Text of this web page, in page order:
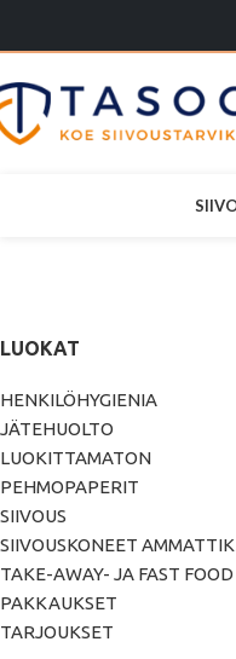
LUOKAT
HENKILÖHYGIENIA
JÄTEHUOLTO
LUOKITTAMATON
PEHMOPAPERIT
SIIVOUS
SIIVOUSKONEET
TAKE-AWAY- JA FAST FOOD
PAKKAUKSET
TARJOUKSET